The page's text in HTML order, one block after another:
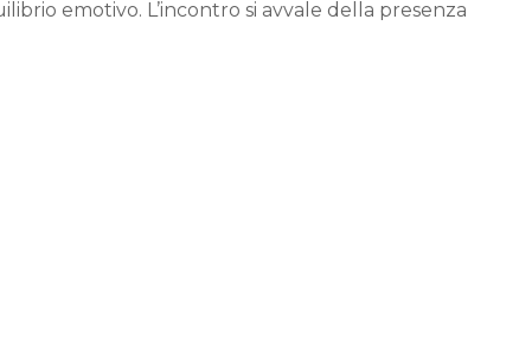
emotivo. L’incontro si avvale della presenza